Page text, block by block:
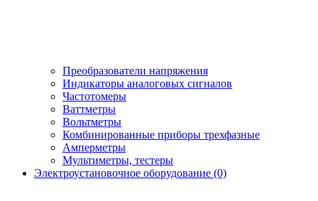
Преобразователи напряжения
Индикаторы аналоговых сигналов
Частотомеры
Ваттметры
Вольтметры
Комбинированные приборы трехфазные
Амперметры
Мультиметры, тестеры
Электроустановочное оборудование (0)